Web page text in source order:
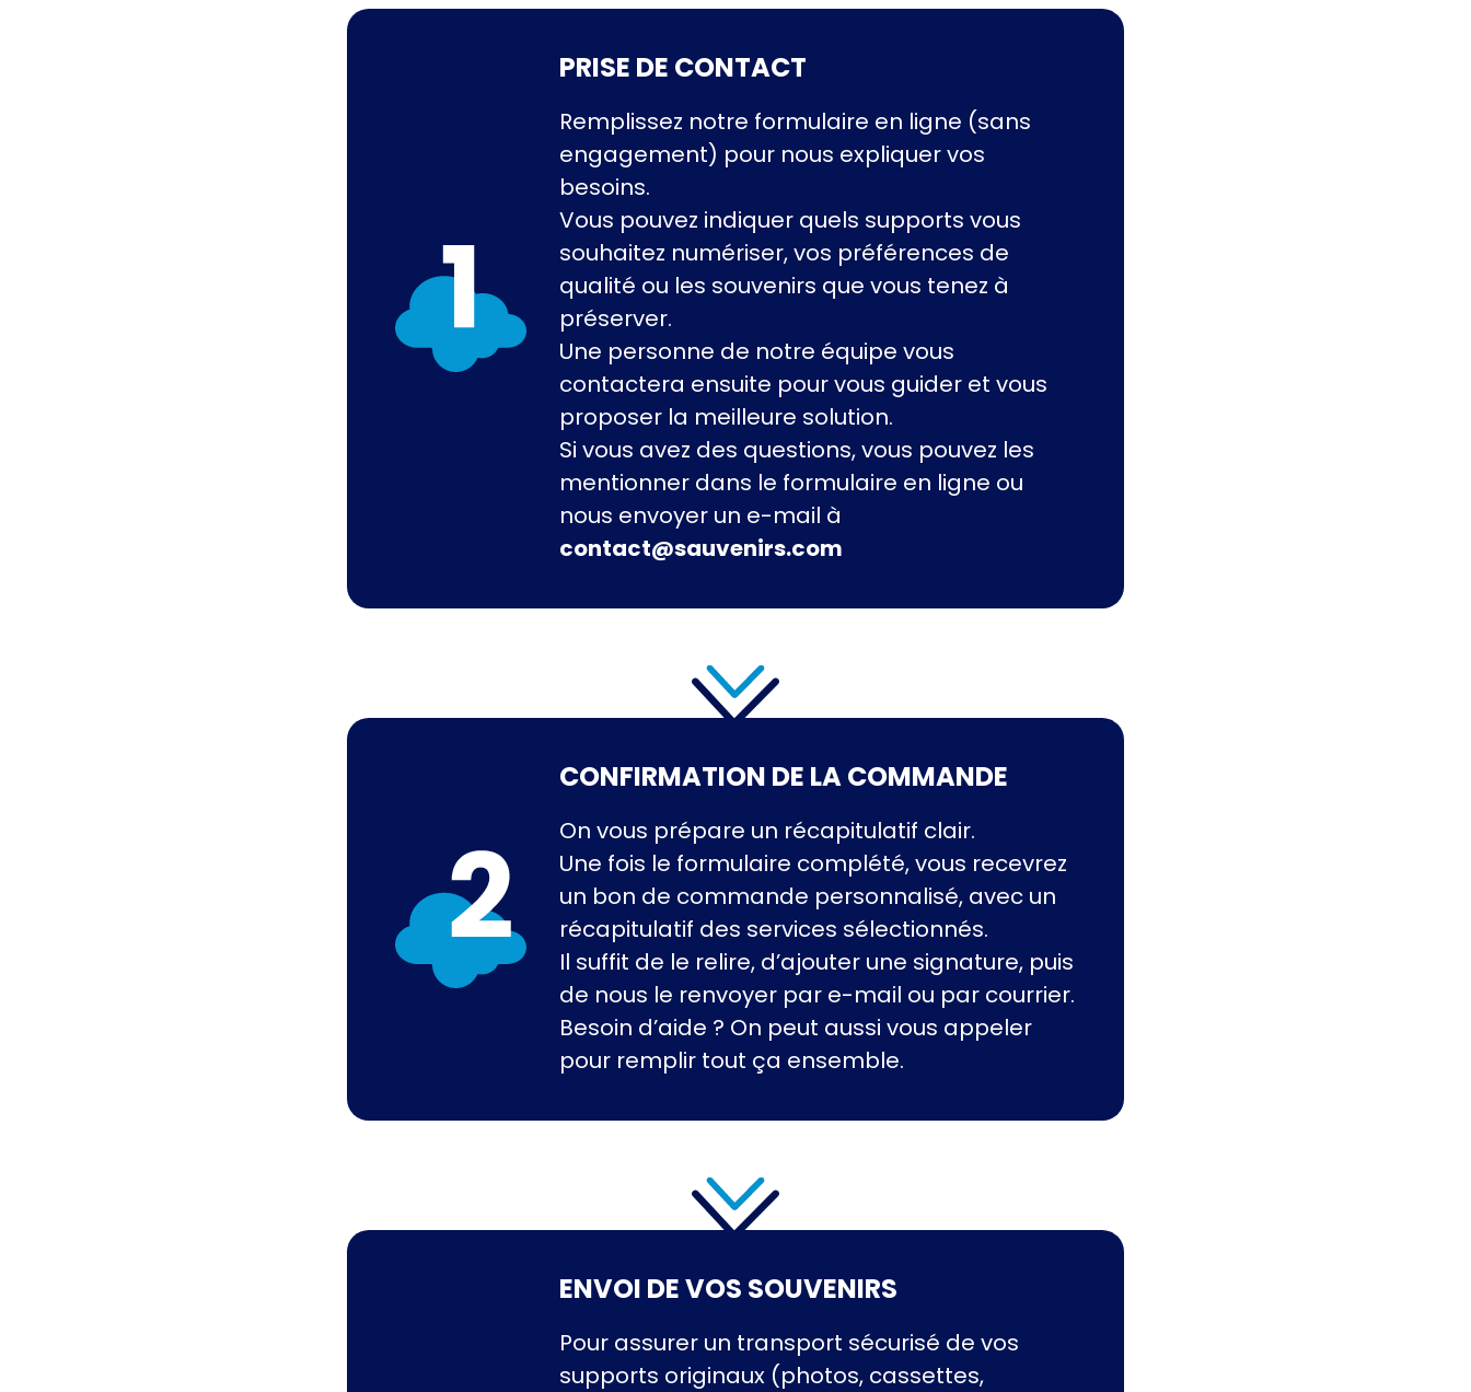
PRISE DE CONTACT
Remplissez notre formulaire en ligne (sans
engagement) pour nous expliquer vos
besoins.
Vous pouvez indiquer quels supports vous
souhaitez numériser, vos préférences de
qualité ou les souvenirs que vous tenez à
préserver.
Une personne de notre équipe vous
contactera ensuite pour vous guider et vous
proposer la meilleure solution.
Si vous avez des questions, vous pouvez les
mentionner dans le formulaire en ligne ou
nous envoyer un e-mail à
contact@sauvenirs.com
CONFIRMATION DE LA COMMANDE
On vous prépare un récapitulatif clair.
Une fois le formulaire complété, vous recevrez
un bon de commande personnalisé, avec un
récapitulatif des services sélectionnés.
Il suffit de le relire, d’ajouter une signature, puis
de nous le renvoyer par e-mail ou par courrier.
Besoin d’aide ? On peut aussi vous appeler
pour remplir tout ça ensemble.
ENVOI DE VOS SOUVENIRS
Pour assurer un transport sécurisé de vos
supports originaux (photos, cassettes,